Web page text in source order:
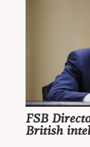
FSB
British